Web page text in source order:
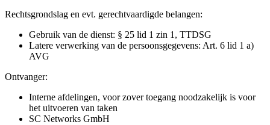
Rechtsgrondslag en evt. gerechtvaardigde belangen:
Gebruik van de dienst: § 25 lid 1 zin 1, TTDSG
Latere verwerking van de persoonsgegevens: Art. 6 lid 1 a)
AVG
Ontvanger:
Interne afdelingen, voor zover toegang noodzakelijk is voor
het uitvoeren van taken
SC Networks GmbH